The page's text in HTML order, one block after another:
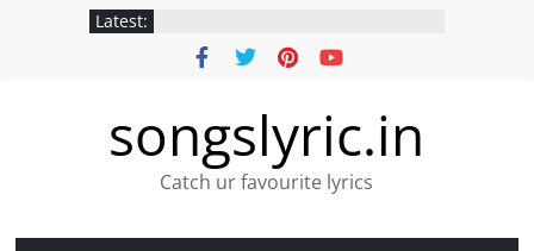
Latest:
songslyric.in
Catch ur favourite lyrics